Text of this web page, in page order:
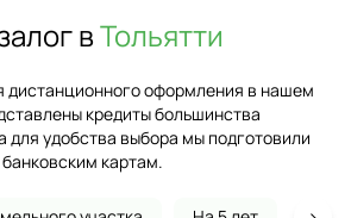
вТольятти
дистанционного оформления в нашем
кредиты большинства
для удобства выбора мы подготовили
картам.